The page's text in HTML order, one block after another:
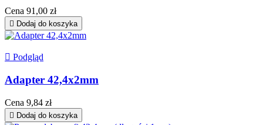
Cena 91,00 zł
 Dodaj do koszyka
 Podgląd
Adapter 42,4x2mm
Cena 9,84 zł
 Dodaj do koszyka